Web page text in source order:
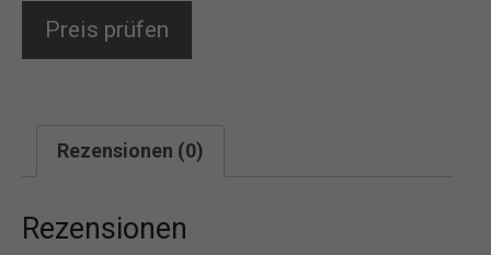
Preis prüfen
Rezensionen (0)
Rezensionen